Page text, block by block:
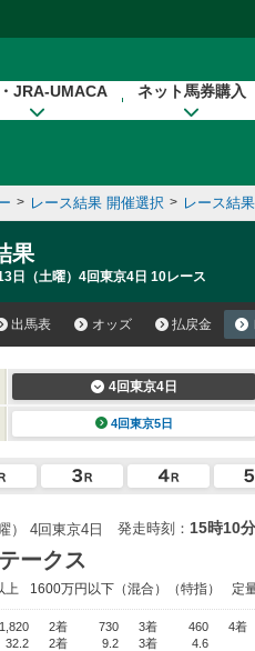
JRA-UMACA ネット馬券購入
> レース結果 開催選択 > レース結
果
日（土曜）4回東京4日 10レース
出馬表 オッズ 払戻金
4回東京4日
4回東京5日
） 4回東京4日 発走時刻： 15時10分
ークス
上 1600万円以下 （混合）（特指） 定
1,820 2着 730 3着 460 4着
32.2 2着 9.2 3着 4.6